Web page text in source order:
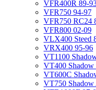
VFR400R 89-
VFR750 94-97
VFR750 RC24
VFR800 02-09
VLX400 Steed
VRX400 95-96
VT1100
VT400 Shadow
VT600C
VT750 Shadow